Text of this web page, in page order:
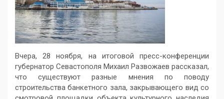
Вчера, 28 ноября, на итоговой пресс-конференции
губернатор Севастополя Михаил Развожаев рассказал,
что существуют разные мнения по поводу
строительства банкетного зала, закрывающего вид со